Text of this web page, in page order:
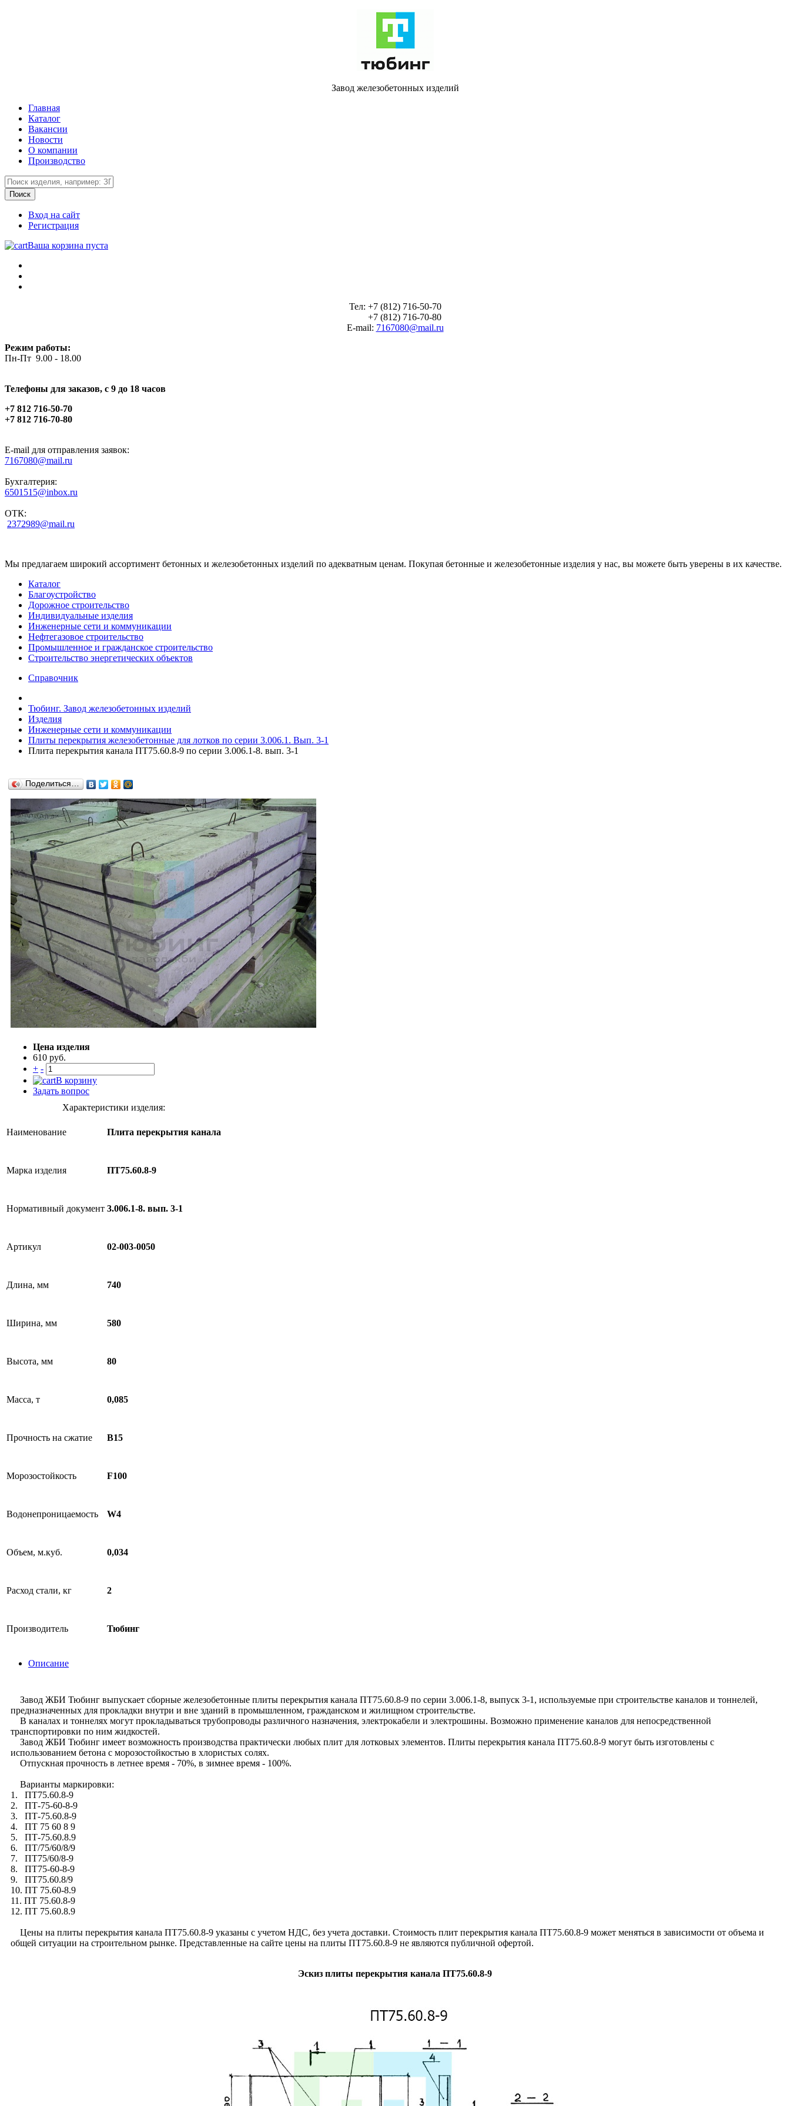
Завод железобетонных изделий
Главная
Каталог
Вакансии
Новости
О компании
Производство
Вход на сайт
Регистрация
Ваша корзина пуста
Тел: +7 (812) 716-50-70
+7 (812) 716-70-80
E-mail: 7167080@mail.ru
Режим работы:
Пн-Пт 9.00 - 18.00
Телефоны для заказов, c 9 до 18 часов
+7 812 716-50-70
+7 812 716-70-80
E-mail для отправления заявок:
7167080@mail.ru
Бухгалтерия:
6501515@inbox.ru
ОТК:
2372989@mail.ru
Мы предлагаем широкий ассортимент бетонных и железобетонных изделий по адекватным ценам. Покупая бетонные и железобетонные изделия у нас, вы можете быть уверены в их качестве.
Каталог
Благоустройство
Дорожное строительство
Индивидуальные изделия
Инженерные сети и коммуникации
Нефтегазовое строительство
Промышленное и гражданское строительство
Строительство энергетических объектов
Справочник
Тюбинг. Завод железобетонных изделий
Изделия
Инженерные сети и коммуникации
Плиты перекрытия железобетонные для лотков по серии 3.006.1. Вып. 3-1
Плита перекрытия канала ПТ75.60.8-9 по серии 3.006.1-8. вып. 3-1
Поделиться…
Цена изделия
610 руб.
+ -
В корзину
Задать вопрос
Характеристики изделия:
Наименование Плита перекрытия канала
Марка изделия ПТ75.60.8-9
Нормативный документ 3.006.1-8. вып. 3-1
Артикул 02-003-0050
Длина, мм 740
Ширина, мм 580
Высота, мм 80
Масса, т 0,085
Прочность на сжатие B15
Морозостойкость F100
Водонепроницаемость W4
Объем, м.куб. 0,034
Расход стали, кг 2
Производитель Тюбинг
Описание
Завод ЖБИ Тюбинг выпускает сборные железобетонные плиты перекрытия канала ПТ75.60.8-9 по серии 3.006.1-8, выпуск 3-1, используемые при строительстве каналов и тоннелей,
предназначенных для прокладки внутри и вне зданий в промышленном, гражданском и жилищном строительстве.
В каналах и тоннелях могут прокладываться трубопроводы различного назначения, электрокабели и электрошины. Возможно применение каналов для непосредственной
транспортировки по ним жидкостей.
Завод ЖБИ Тюбинг имеет возможность производства практически любых плит для лотковых элементов. Плиты перекрытия канала ПТ75.60.8-9 могут быть изготовлены с
использованием бетона с морозостойкостью в хлористых солях.
Отпускная прочность в летнее время - 70%, в зимнее время - 100%.
Варианты маркировки:
1. ПТ75.60.8-9
2. ПТ-75-60-8-9
3. ПТ-75.60.8-9
4. ПТ 75 60 8 9
5. ПТ-75.60.8.9
6. ПТ/75/60/8/9
7. ПТ75/60/8-9
8. ПТ75-60-8-9
9. ПТ75.60.8/9
10. ПТ 75.60-8.9
11. ПТ 75.60.8-9
12. ПТ 75.60.8.9
Цены на плиты перекрытия канала ПТ75.60.8-9 указаны с учетом НДС, без учета доставки. Стоимость плит перекрытия канала ПТ75.60.8-9 может меняться в зависимости от объема и
общей ситуации на строительном рынке. Представленные на сайте цены на плиты ПТ75.60.8-9 не являются публичной офертой.
Эскиз плиты перекрытия канала ПТ75.60.8-9